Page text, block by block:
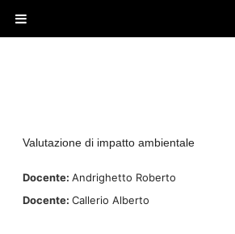
Valutazione di impatto ambientale
Docente: Andrighetto Roberto
Docente: Callerio Alberto